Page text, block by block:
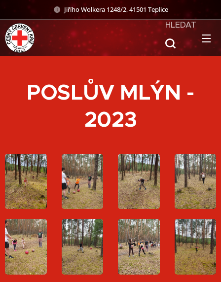
Jiřího Wolkera 1248/2, 41501 Teplice
HLEDAT
POSLŮV MLÝN -
2023